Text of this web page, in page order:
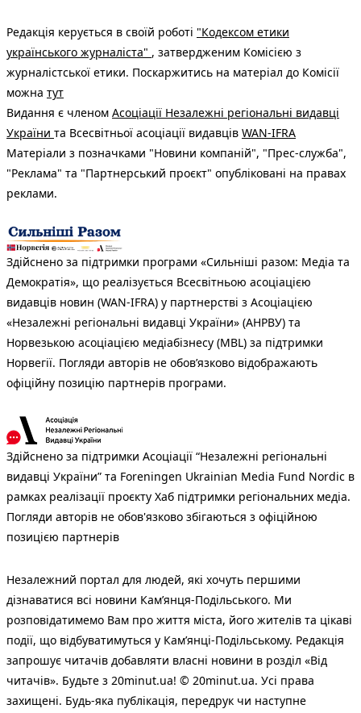
Редакція керується в своїй роботі "Кодексом етики
українського журналіста" , затвердженим Комісією з
журналістської етики. Поскаржитись на матеріал до Комісії
можна тут
Видання є членом Асоціації Незалежні регіональні видавці
України та Всесвітньої асоціації видавців WAN-IFRA
Матеріали з позначками "Новини компаній", "Прес-служба",
"Реклама" та "Партнерський проєкт" опубліковані на правах
реклами.
Здійснено за підтримки програми «Сильніші разом: Медіа та
Демократія», що реалізується Всесвітньою асоціацією
видавців новин (WAN-IFRA) у партнерстві з Асоціацією
«Незалежні регіональні видавці України» (АНРВУ) та
Норвезькою асоціацією медіабізнесу (MBL) за підтримки
Норвегії. Погляди авторів не обов’язково відображають
офіційну позицію партнерів програми.
Здійснено за підтримки Асоціації “Незалежні регіональні
видавці України” та Foreningen Ukrainian Media Fund Nordic в
рамках реалізації проєкту Хаб підтримки регіональних медіа.
Погляди авторів не обов'язково збігаються з офіційною
позицією партнерів
Незалежний портал для людей, які хочуть першими
дізнаватися всі новини Кам’янця-Подільського. Ми
розповідатимемо Вам про життя міста, його жителів та цікаві
події, що відбуватимуться у Кам’янці-Подільському. Редакція
запрошує читачів добавляти власні новини в розділ «Від
читачів». Будьте з 20minut.ua! © 20minut.ua. Усі права
захищені. Будь-яка публiкацiя, передрук чи наступне